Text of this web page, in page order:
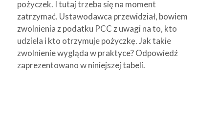
pożyczek. I tutaj trzeba się na moment
zatrzymać. Ustawodawca przewidział, bowiem
zwolnienia z podatku PCC z uwagi na to, kto
udziela i kto otrzymuje pożyczkę. Jak takie
zwolnienie wygląda w praktyce? Odpowiedź
zaprezentowano w niniejszej tabeli.